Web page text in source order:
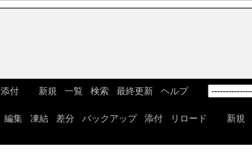
添付] [ 新規 一覧 検索| 最終更新| ヘルプ] [
編集| 凍結| 差分 バックアップ| 添付| リロード 新規